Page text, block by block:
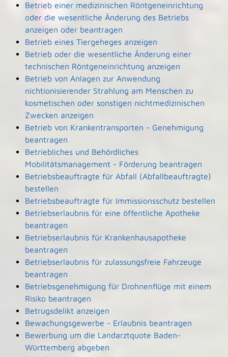
Betrieb einer medizinischen Röntgeneinrichtung
oder die wesentliche Änderung des Betriebs
anzeigen oder beantragen
Betrieb eines Tiergeheges anzeigen
Betrieb oder die wesentliche Änderung einer
technischen Röntgeneinrichtung anzeigen
Betrieb von Anlagen zur Anwendung
nichtionisierender Strahlung am Menschen zu
kosmetischen oder sonstigen nichtmedizinischen
Zwecken anzeigen
Betrieb von Krankentransporten - Genehmigung
beantragen
Betriebliches und Behördliches
Mobilitätsmanagement - Förderung beantragen
Betriebsbeauftragte für Abfall (Abfallbeauftragte)
bestellen
Betriebsbeauftragte für Immissionsschutz bestellen
Betriebserlaubnis für eine öffentliche Apotheke
beantragen
Betriebserlaubnis für Krankenhausapotheke
beantragen
Betriebserlaubnis für zulassungsfreie Fahrzeuge
beantragen
Betriebsgenehmigung für Drohnenflüge mit einem
Risiko beantragen
Betrugsdelikt anzeigen
Bewachungsgewerbe - Erlaubnis beantragen
Bewerbung um die Landarztquote Baden-
Württemberg abgeben